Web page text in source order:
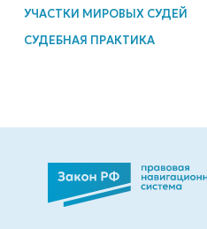
УЧАСТКИ МИРОВЫХ СУДЕЙ
СУДЕБНАЯ ПРАКТИКА